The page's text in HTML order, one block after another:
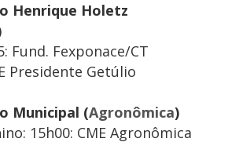
Henrique Holetz
Fund. Fexponace/CT
Presidente Getúlio
Municipal (Agronômica)
15h00: CME Agronômica